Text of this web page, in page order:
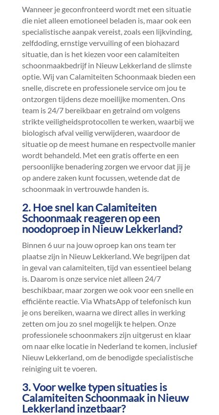
Wanneer je geconfronteerd wordt met een situatie
die niet alleen emotioneel beladen is, maar ook een
specialistische aanpak vereist, zoals een lijkvinding,
zelfdoding, ernstige vervuiling of een biohazard
situatie, dan is het kiezen voor een calamiteiten
schoonmaakbedrijf in Nieuw Lekkerland de slimste
optie.​ Wij van Calamiteiten Schoonmaak bieden een
snelle, discrete en professionele service om jou te
ontzorgen tijdens deze moeilijke momenten.​ Ons
team is 24/7 bereikbaar en getraind om volgens
strikte veiligheidsprotocollen te werken, waarbij we
biologisch afval veilig verwijderen, waardoor de
situatie op de meest humane en respectvolle manier
wordt behandeld.​ Met een gratis offerte en een
persoonlijke benadering zorgen we ervoor dat jij je
op andere zaken kunt focussen, wetende dat de
schoonmaak in vertrouwde handen is.​
2.​ Hoe snel kan Calamiteiten
Schoonmaak reageren op een
noodoproep in Nieuw Lekkerland?
Binnen 6 uur na jouw oproep kan ons team ter
plaatse zijn in Nieuw Lekkerland.​ We begrijpen dat
in geval van calamiteiten, tijd van essentieel belang
is.​ Daarom is onze service niet alleen 24/7
beschikbaar, maar zorgen we ook voor een snelle en
efficiënte reactie.​ Via WhatsApp of telefonisch kun
je ons bereiken, waarna we direct alles in werking
zetten om jou zo snel mogelijk te helpen.​ Onze
professionele schoonmakers zijn uitgerust en klaar
om naar elke locatie in Nederland te komen, inclusief
Nieuw Lekkerland, om de benodigde specialistische
reiniging uit te voeren.​
3.​ Voor welke typen situaties is
Calamiteiten Schoonmaak in Nieuw
Lekkerland inzetbaar?